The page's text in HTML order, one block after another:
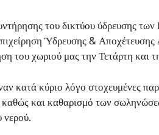
του δικτύου ύδρευσης
Ύδρευσης &
του χωριού μας την Τετάρτη και
κατά κύριο λόγο στοχευμένες
και καθαρισμό των
νερού.